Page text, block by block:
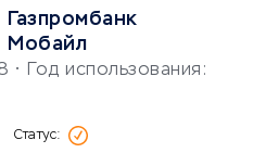
Газпромбанк
Мобайл
• Год использования: